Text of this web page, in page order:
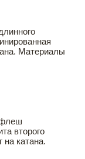
Материалы
второго
на катана.